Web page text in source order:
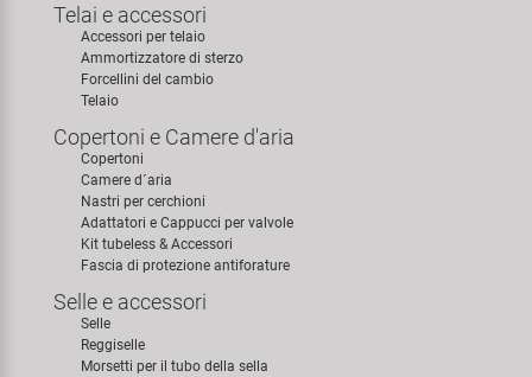
Telai e accessori
Accessori per telaio
Ammortizzatore di sterzo
Forcellini del cambio
Telaio
Copertoni e Camere d'aria
Copertoni
Camere d´aria
Nastri per cerchioni
Adattatori e Cappucci per valvole
Kit tubeless & Accessori
Fascia di protezione antiforature
Selle e accessori
Selle
Reggiselle
Morsetti per il tubo della sella